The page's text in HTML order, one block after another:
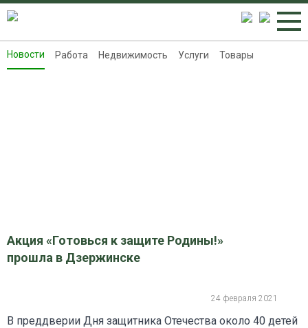
Новости
Новости Работа Недвижимость Услуги Товары
Акция «Готовься к защите Родины!»
прошла в Дзержинске
24 февраля 2021
В преддверии Дня защитника Отечества около 40 детей